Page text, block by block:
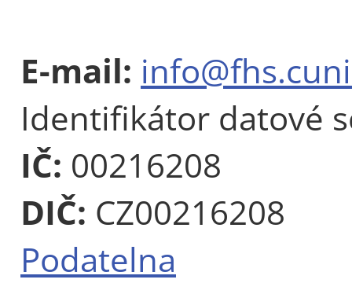
E-mail:
Identifikátor datové
IČ: 00216208
DIČ: CZ00216208
Podatelna